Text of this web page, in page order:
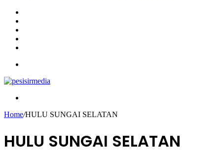
Home/HULU SUNGAI SELATAN
HULU SUNGAI SELATAN